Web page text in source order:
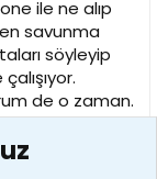
ile ne alıp
savunma
söyleyip
de o zaman.
olsam